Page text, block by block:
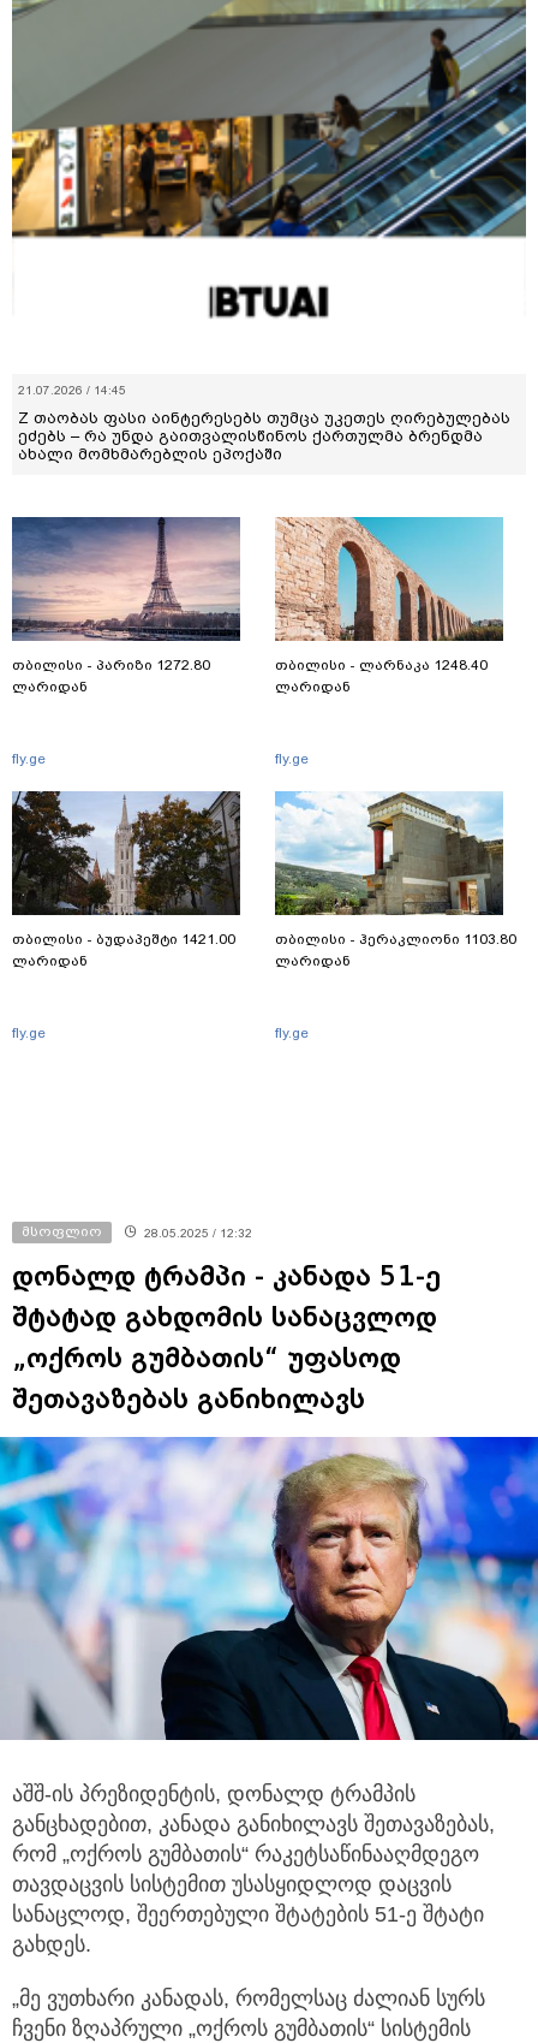
21.07.2026 / 14:45
Z თაობას ფასი აინტერესებს თუმცა უკეთეს ღირებულებას
ეძებს – რა უნდა გაითვალისწინოს ქართულმა ბრენდმა
ახალი მომხმარებლის ეპოქაში
თბილისი - პარიზი 1272.80
ლარიდან
fly.ge
თბილისი - ბუდაპეშტი 1421.00
ლარიდან
fly.ge
თბილისი - ლარნაკა 1248.40
ლარიდან
fly.ge
თბილისი - ჰერაკლიონი 1103.80
ლარიდან
fly.ge
მსოფლიო 28.05.2025 / 12:32
დონალდ ტრამპი - კანადა 51-ე
შტატად გახდომის სანაცვლოდ
„ოქროს გუმბათის“ უფასოდ
შეთავაზებას განიხილავს
აშშ-ის პრეზიდენტის, დონალდ ტრამპის
განცხადებით, კანადა განიხილავს შეთავაზებას,
რომ „ოქროს გუმბათის“ რაკეტსაწინააღმდეგო
თავდაცვის სისტემით უსასყიდლოდ დაცვის
სანაცლოდ, შეერთებული შტატების 51-ე შტატი
გახდეს.
„მე ვუთხარი კანადას, რომელსაც ძალიან სურს
ჩვენი ზღაპრული „ოქროს გუმბათის“ სისტემის